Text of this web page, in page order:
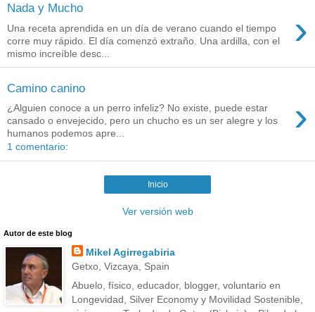
Nada y Mucho ›
Una receta aprendida en un día de verano cuando el tiempo
corre muy rápido. El día comenzó extraño. Una ardilla, con el
mismo increíble desc...
Camino canino
›
¿Alguien conoce a un perro infeliz? No existe, puede estar
cansado o envejecido, pero un chucho es un ser alegre y los
humanos podemos apre...
1 comentario:
Inicio
Ver versión web
Autor de este blog
Mikel Agirregabiria
Getxo, Vizcaya, Spain
Abuelo, físico, educador, blogger, voluntario en
Longevidad, Silver Economy y Movilidad Sostenible,